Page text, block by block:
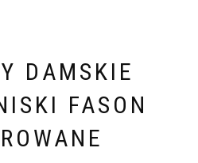
DAMSKIE
FASON